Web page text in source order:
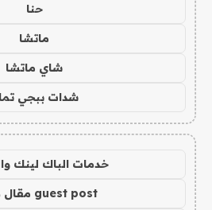
حنا
ماتشا
شاي ماتشا
شدات ببجي
خدمات الباك لينك
guest post مقال ضيف